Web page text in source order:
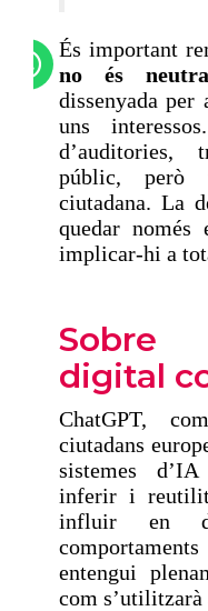
És important
no és
dissenyada
uns
d’auditories,
públic, però
ciutadana. La
quedar només
implicar-hi a
Sobre
digital
ChatGPT,
ciutadans
sistemes
inferir i
influir en
entengui
com